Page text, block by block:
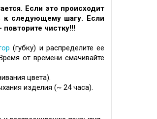
Если это происходит
к следующему шагу. Если
чистку!!!
(губку) и распределите ее
от времени смачивайте
цвета).
изделия (~ 24 часа).